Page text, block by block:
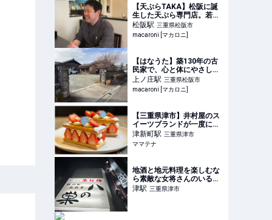
【天ぷらTAKA】松阪に誕
生した天ぷら専門店。若き
料理人が紡ぐ、和食の真髄
と革新【松阪どローカルぐ
るめ #50】 - macaroni
松阪駅 三重県松阪市
macaroni [マカロニ]
【はなうた】築130年の古
民家で、心と体にやさしい
ヴィーガン料理を【松阪ど
ローカルぐるめ #31】 -
macaroni
上ノ庄駅 三重県松阪市
macaroni [マカロニ]
【三重県津市】井村屋のス
イーツブランドが一度に楽
しめるアトリエが2月上旬
オープン | ママテナ
津新町駅 三重県津市
ママテナ
地酒と地元料理を楽しむな
ら素敵な女将さんのいる八
の巣へ
津駅 三重県津市